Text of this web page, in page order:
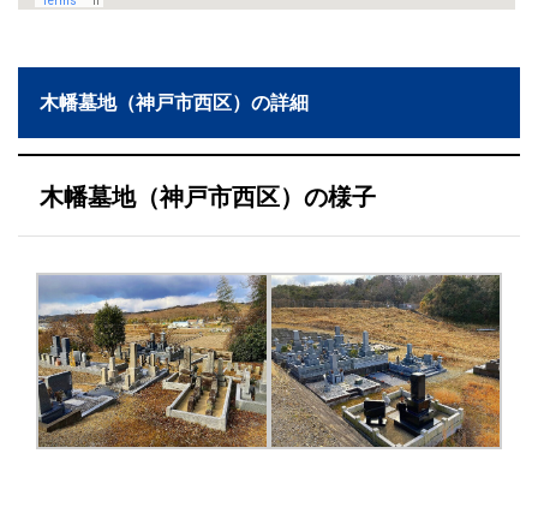
木幡墓地（神戸市西区）の詳細
木幡墓地（神戸市西区）の様子